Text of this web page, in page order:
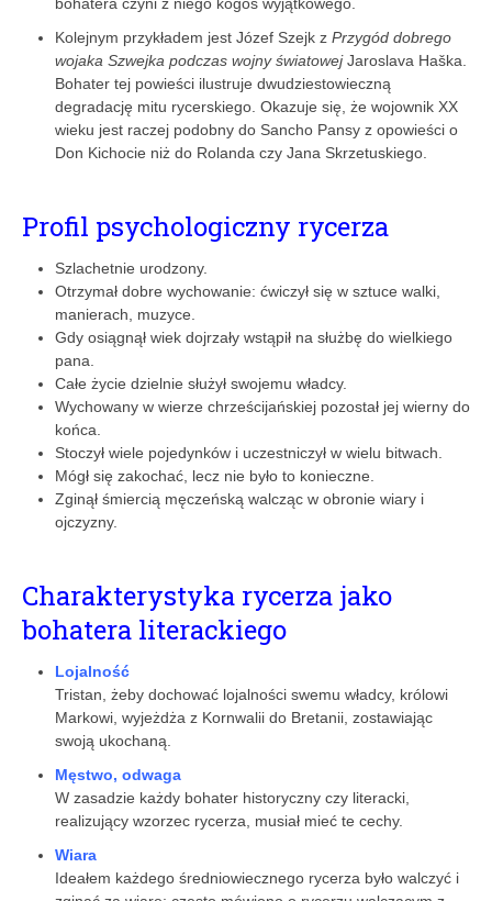
Kolejnym przykładem jest Józef Szejk z Przygód dobrego
wojaka Szwejka podczas wojny światowejJaroslava Haška.
Bohater tej powieści ilustruje dwudziestowieczną
degradację mitu rycerskiego. Okazuje się, że wojownik XX
wieku jest raczej podobny do Sancho Pansy z opowieści o
Don Kichocie niż do Rolanda czy Jana Skrzetuskiego.
Profil psychologiczny rycerza
Szlachetnie urodzony.
Otrzymał dobre wychowanie: ćwiczył się w sztuce walki,
manierach, muzyce.
Gdy osiągnął wiek dojrzały wstąpił na służbę do wielkiego
pana.
Całe życie dzielnie służył swojemu władcy.
Wychowany w wierze chrześcijańskiej pozostał jej wierny do
końca.
Stoczył wiele pojedynków i uczestniczył w wielu bitwach.
Mógł się zakochać, lecz nie było to konieczne.
Zginął śmiercią męczeńską walcząc w obronie wiary i
ojczyzny.
Charakterystyka rycerza jako
bohatera literackiego
Lojalność
Tristan, żeby dochować lojalności swemu władcy, królowi
Markowi, wyjeżdża z Kornwalii do Bretanii, zostawiając
swoją ukochaną.
Męstwo, odwaga
W zasadzie każdy bohater historyczny czy literacki,
realizujący wzorzec rycerza, musiał mieć te cechy.
Wiara
Ideałem każdego średniowiecznego rycerza było walczyć i